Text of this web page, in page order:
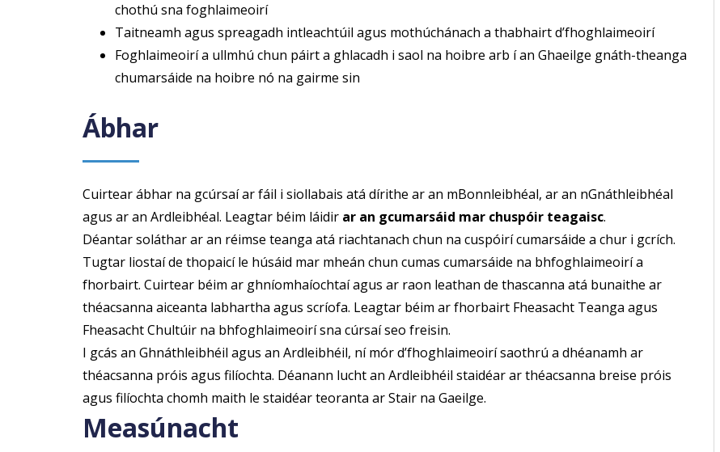
chothú sna foghlaimeoirí
Taitneamh agus spreagadh intleachtúil agus mothúchánach a thabhairt d’fhoghlaimeoirí
Foghlaimeoirí a ullmhú chun páirt a ghlacadh i saol na hoibre arb í an Ghaeilge gnáth-theanga
chumarsáide na hoibre nó na gairme sin
Ábhar
Cuirtear ábhar na gcúrsaí ar fáil i siollabais atá dírithe ar an mBonnleibhéal, ar an nGnáthleibhéal
agus ar an Ardleibhéal. Leagtar béim láidir ar an gcumarsáid mar chuspóir teagaisc.
Déantar soláthar ar an réimse teanga atá riachtanach chun na cuspóirí cumarsáide a chur i gcrích.
Tugtar liostaí de thopaicí le húsáid mar mheán chun cumas cumarsáide na bhfoghlaimeoirí a
fhorbairt. Cuirtear béim ar ghníomhaíochtaí agus ar raon leathan de thascanna atá bunaithe ar
théacsanna aiceanta labhartha agus scríofa. Leagtar béim ar fhorbairt Fheasacht Teanga agus
Fheasacht Chultúir na bhfoghlaimeoirí sna cúrsaí seo freisin.
I gcás an Ghnáthleibhéil agus an Ardleibhéil, ní mór d’fhoghlaimeoirí saothrú a dhéanamh ar
théacsanna próis agus filíochta. Déanann lucht an Ardleibhéil staidéar ar théacsanna breise próis
agus filíochta chomh maith le staidéar teoranta ar Stair na Gaeilge.
Measúnacht